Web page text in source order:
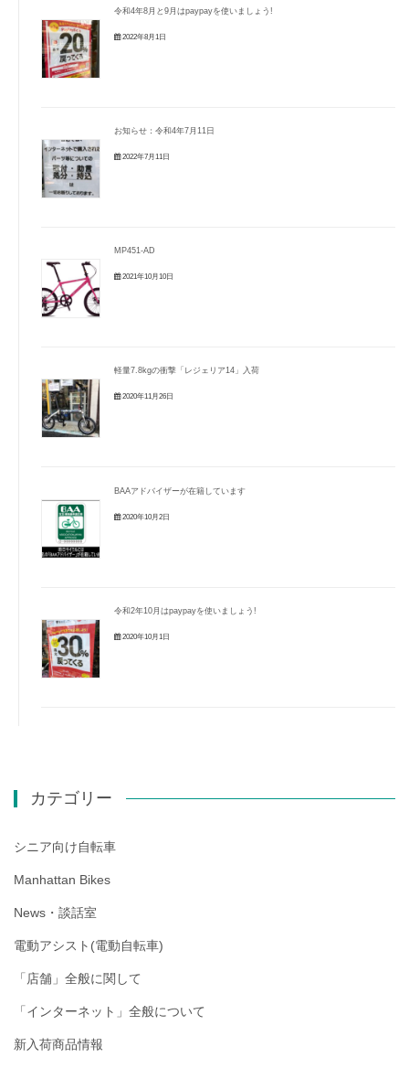
令和4年8月と9月はpaypayを使いましょう!
2022年8月1日
お知らせ：令和4年7月11日
2022年7月11日
MP451-AD
2021年10月10日
軽量7.8kgの衝撃「レジェリア14」入荷
2020年11月26日
BAAアドバイザーが在籍しています
2020年10月2日
令和2年10月はpaypayを使いましょう!
2020年10月1日
カテゴリー
シニア向け自転車
Manhattan Bikes
News・談話室
電動アシスト(電動自転車)
「店舗」全般に関して
「インターネット」全般について
新入荷商品情報